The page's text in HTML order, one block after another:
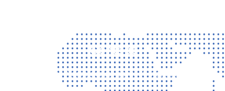
Contact
Vragen? Neem gerust contact met ons op!